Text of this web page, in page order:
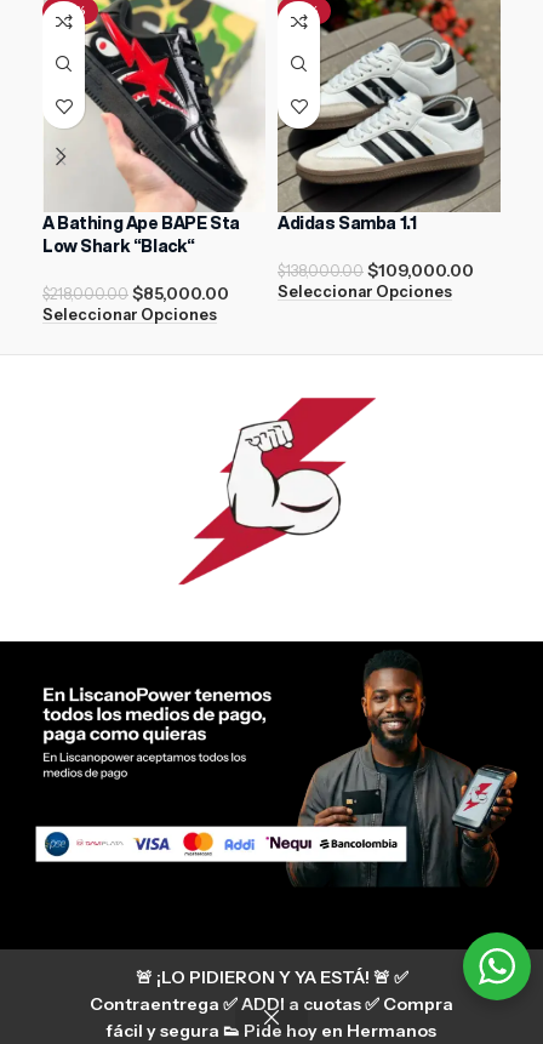
🚨 ¡LO PIDIERON Y YA ESTÁ! 🚨 ✅
Contraentrega ✅ ADDI a cuotas ✅ Compra
fácil y segura 👟 Pide hoy en Hermanos
-61%
A Bathing Ape BAPE Sta
Low Shark “Black“
$218,000.00 $85,000.00
Seleccionar Opciones
-21%
Adidas Samba 1.1
$138,000.00 $109,000.00
Seleccionar Opciones
Si tienes algún tipo de duda, puedes consultar
nuestro centro de ayuda
hermanosliscano_10 Instagram
Aura